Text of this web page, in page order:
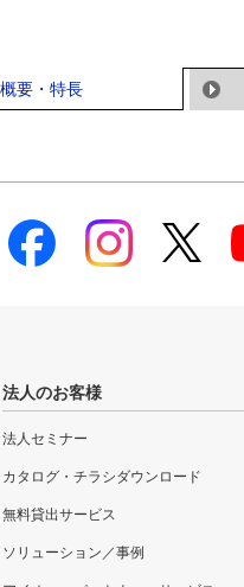
概要・特長
法人のお客様
法人セミナー
カタログ・チラシダウンロード
無料貸出サービス
ソリューション／事例